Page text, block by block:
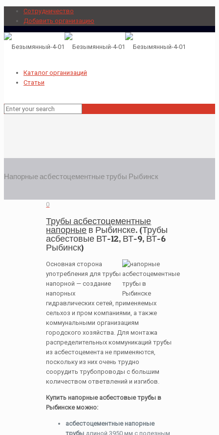
Сотрудничество
Добавить организацию
Каталог организаций
Статьи
Напорные асбестоцементные трубы Рыбинск
0
Трубы асбестоцементные
напорные в Рыбинске. (Трубы
асбестовые ВТ-12, ВТ-9, ВТ-6
Рыбинск)
Основная сторона
употребления для трубы
напорной — создание
напорных
гидравлических сетей, применяемых
сельхоз и пром компаниями, а также
коммунальными организациям
городского хозяйства. Для монтажа
распределительных коммуникаций трубы
из асбестоцемента не применяются,
поскольку из них очень трудно
соорудить трубопроводы с большим
количеством ответвлений и изгибов.
Купить напорные асбестовые трубы в
Рыбинске можно:
асбестоцементные напорные
трубы длиной 3950 мм с полезным